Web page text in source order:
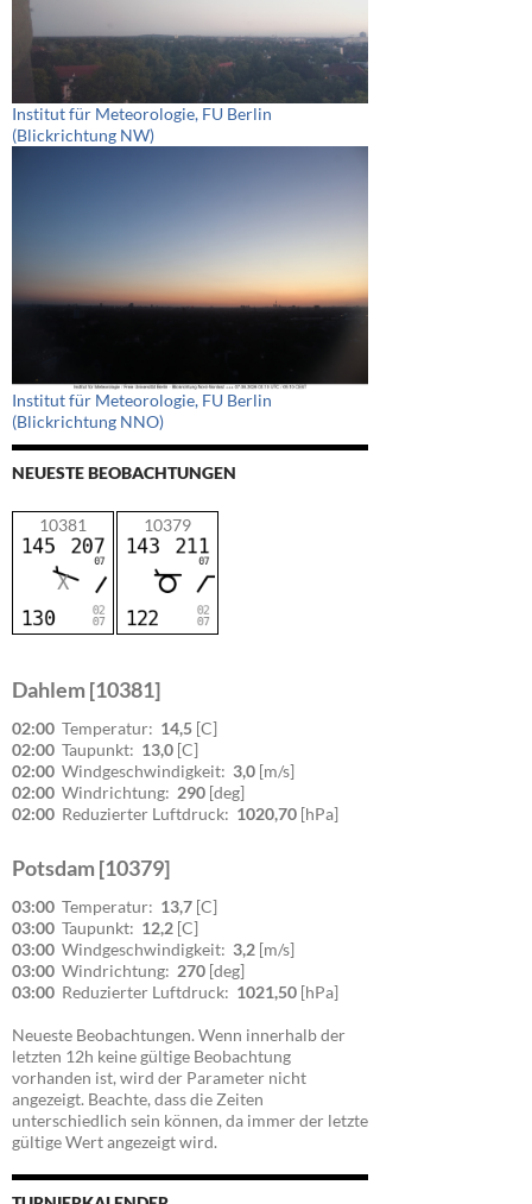
Institut für Meteorologie, FU Berlin
(Blickrichtung NW)
Institut für Meteorologie, FU Berlin
(Blickrichtung NNO)
NEUESTE BEOBACHTUNGEN
10381 10379
Dahlem [10381]
02:00 Temperatur: 14,5 [C]
02:00 Taupunkt: 13,0 [C]
02:00 Windgeschwindigkeit: 3,0 [m/s]
02:00 Windrichtung: 290 [deg]
02:00 Reduzierter Luftdruck: 1020,70 [hPa]
Potsdam [10379]
03:00 Temperatur: 13,7 [C]
03:00 Taupunkt: 12,2 [C]
03:00 Windgeschwindigkeit: 3,2 [m/s]
03:00 Windrichtung: 270 [deg]
03:00 Reduzierter Luftdruck: 1021,50 [hPa]
Neueste Beobachtungen. Wenn innerhalb der
letzten 12h keine gültige Beobachtung
vorhanden ist, wird der Parameter nicht
angezeigt. Beachte, dass die Zeiten
unterschiedlich sein können, da immer der letzte
gültige Wert angezeigt wird.